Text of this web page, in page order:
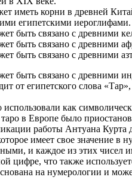
иметь корни в древней
египетскими иероглифами.
быть связано с древними
быть связано с древними
быть связано с древними
быть связано с древними
от египетского слова
как
в Европе было
работы Антуана Курта
имеет свое значение в
и каждое из этих чисел
цифре, что также
на нумерологии и